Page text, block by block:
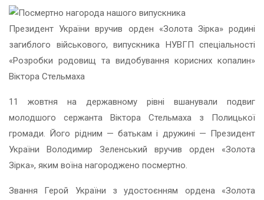
Президент України вручив орден «Золота Зірка» родині
загиблого військового, випускника НУВГП спеціальності
«Розробки родовищ та видобування корисних копалин»
Віктора Стельмаха
11 жовтня на державному рівні вшанували подвиг
молодшого сержанта Віктора Стельмаха з Полицької
громади. Його рідним — батькам і дружині — Президент
України Володимир Зеленський вручив орден «Золота
Зірка», яким воїна нагороджено посмертно.
Звання Герой України з удостоєнням ордена «Золота